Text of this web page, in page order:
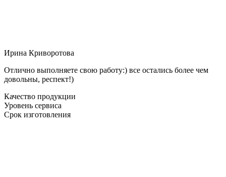
Ирина Криворотова
Отлично выполняете свою работу:) все остались более чем
довольны, респект!)
Качество продукции
Уровень сервиса
Срок изготовления